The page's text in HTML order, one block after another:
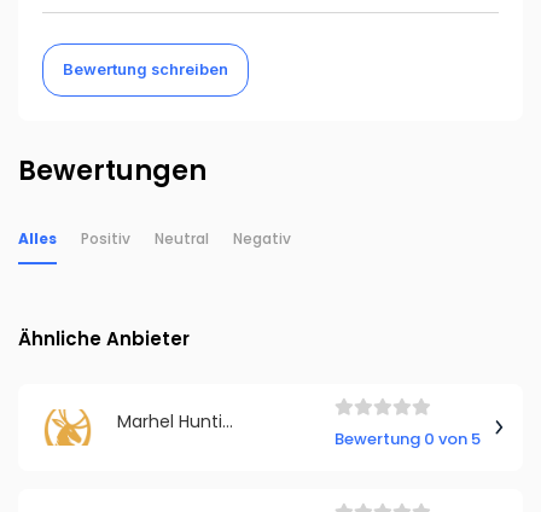
Bewertung schreiben
Bewertungen
Alles Positiv Neutral Negativ
Ähnliche Anbieter
Marhel Hunting
Bewertung 0 von 5